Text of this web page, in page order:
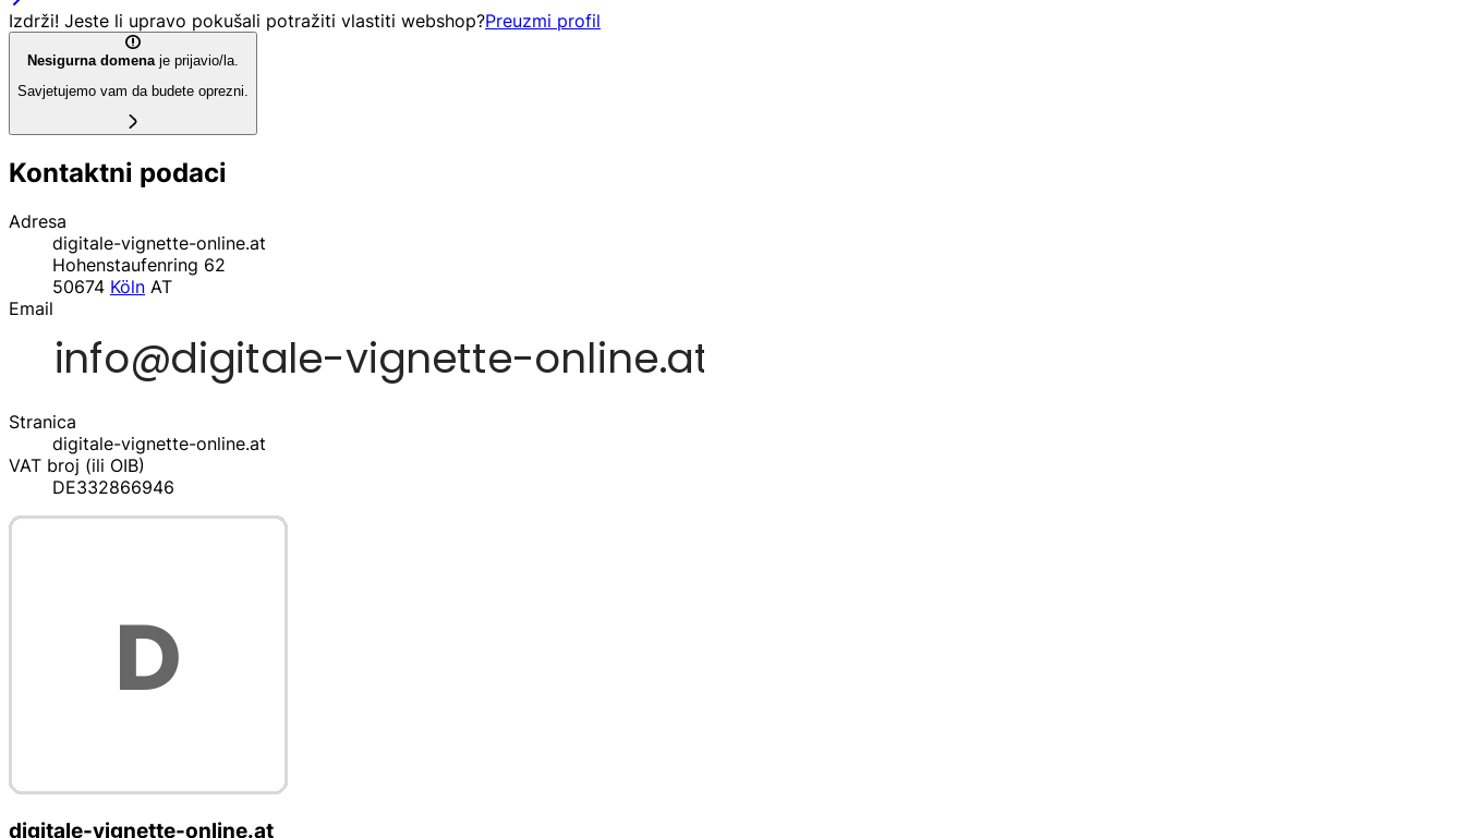
Izdrži! Jeste li upravo pokušali potražiti vlastiti webshop?Preuzmi profil
Nesigurna domena je prijavio/la.
Savjetujemo vam da budete oprezni.
Kontaktni podaci
Adresa
digitale-vignette-online.at
Hohenstaufenring 62
50674 Köln AT
Email
Stranica
digitale-vignette-online.at
VAT broj (ili OIB)
DE332866946
digitale-vignette-online.at